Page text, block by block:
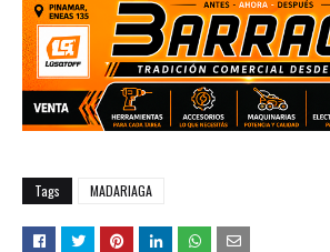
Tags MADARIAGA